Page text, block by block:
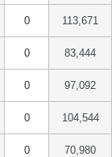
0 113,671
0 83,444
0 97,092
0 104,544
0 70,980